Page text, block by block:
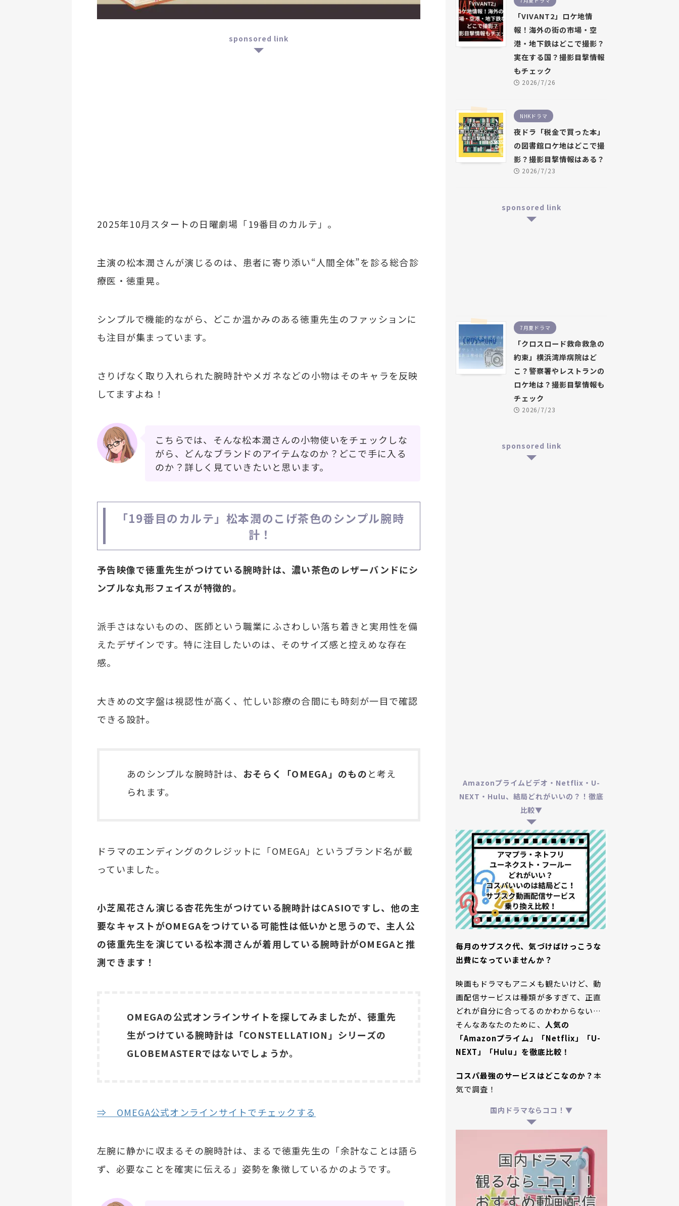
sponsored link
2025年10月スタートの日曜劇場「19番目のカルテ」。
主演の松本潤さんが演じるのは、患者に寄り添い“人間全体”を診る総合診
療医・徳重晃。
シンプルで機能的ながら、どこか温かみのある徳重先生のファッションに
も注目が集まっています。
さりげなく取り入れられた腕時計やメガネなどの小物はそのキャラを反映
してますよね！
こちらでは、そんな松本潤さんの小物使いをチェックしな
がら、どんなブランドのアイテムなのか？どこで手に入る
のか？詳しく見ていきたいと思います。
「19番目のカルテ」松本潤のこげ茶色のシンプル腕時
計！
予告映像で徳重先生がつけている腕時計は、濃い茶色のレザーバンドにシ
ンプルな丸形フェイスが特徴的。
派手さはないものの、医師という職業にふさわしい落ち着きと実用性を備
えたデザインです。特に注目したいのは、そのサイズ感と控えめな存在
感。
大きめの文字盤は視認性が高く、忙しい診療の合間にも時刻が一目で確認
できる設計。
あのシンプルな腕時計は、 おそらく「OMEGA」のものと考え
られます。
ドラマのエンディングのクレジットに「OMEGA」というブランド名が載
っていました。
小芝風花さん演じる杏花先生がつけている腕時計はCASIOですし、他の主
要なキャストがOMEGAをつけている可能性は低いかと思うので、主人公
の徳重先生を演じている松本潤さんが着用している腕時計がOMEGAと推
測できます！
OMEGAの公式オンラインサイトを探してみましたが、徳重先
生がつけている腕時計は「CONSTELLATION」シリーズの
GLOBEMASTERではないでしょうか。
⇒ OMEGA公式オンラインサイトでチェックする
左腕に静かに収まるその腕時計は、まるで徳重先生の「余計なことは語ら
ず、必要なことを確実に伝える」姿勢を象徴しているかのようです。
「VIVANT2」ロケ地情
報！海外の街の市場・空
港・地下鉄はどこで撮影？
実在する国？撮影目撃情報
もチェック
2026/7/26
NHKドラマ
夜ドラ「税金で買った本」
の図書館ロケ地はどこで撮
影？撮影目撃情報はある？
2026/7/23
sponsored link
7月夏ドラマ
「クロスロード救命救急の
約束」横浜湾岸病院はど
こ？警察署やレストランの
ロケ地は？撮影目撃情報も
チェック
2026/7/23
sponsored link
Amazonプライムビデオ・Netflix・U-
NEXT・Hulu、結局どれがいいの？！徹底
比較▼
毎月のサブスク代、気づけばけっこうな
出費になっていませんか？
映画もドラマもアニメも観たいけど、動
画配信サービスは種類が多すぎて、正直
どれが自分に合ってるのかわからない…
そんなあなたのために、 人気の
「Amazonプライム」「Netflix」「U-
NEXT」「Hulu」を徹底比較！
コスパ最強のサービスはどこなのか？本
気で調査！
国内ドラマならココ！▼